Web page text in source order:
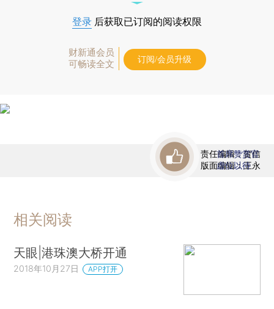
登录 后获取已订阅的阅读权限
财新通会员
可畅读全文
订阅/会员升级
责任编辑：贺信
版面编辑：王永
首席赞赏官
虚位以待
相关阅读
天眼|港珠澳大桥开通
2018年10月27日 APP打开